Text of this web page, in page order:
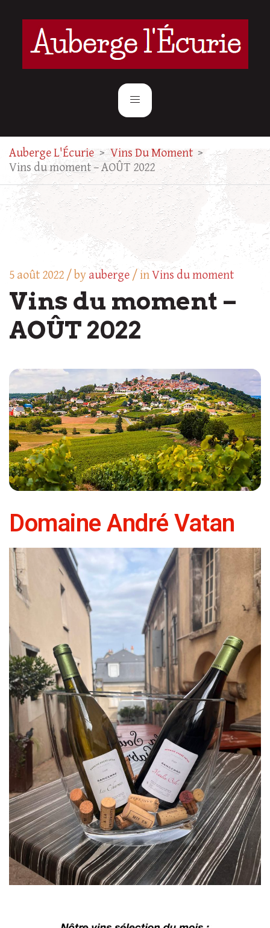
Auberge L'Écurie > Vins Du Moment >
Vins du moment – AOÛT 2022
5 août 2022 / by auberge / inVins du moment
Vins du moment –
AOÛT 2022
Domaine André Vatan